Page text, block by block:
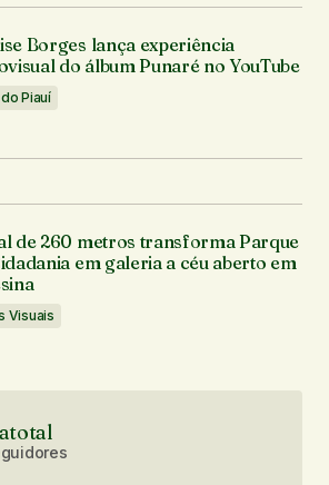
Borges lança experiência
do álbum Punaré no YouTube
Piauí
de 260 metros transforma Parque
em galeria a céu aberto em
Visuais